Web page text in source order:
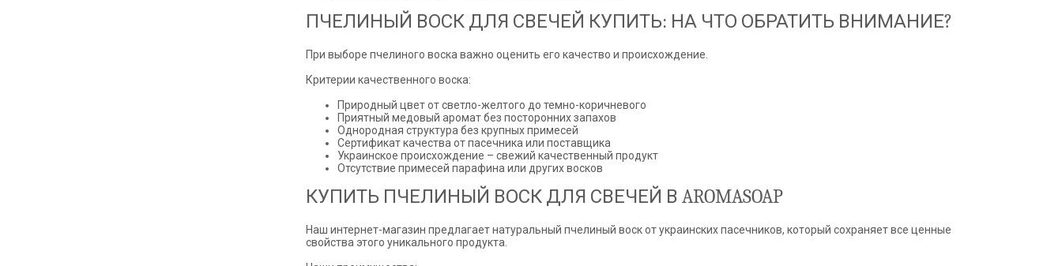
ПЧЕЛИНЫЙ ВОСК ДЛЯ СВЕЧЕЙ КУПИТЬ: НА ЧТО ОБРАТИТЬ ВНИМАНИЕ?
При выборе пчелиного воска важно оценить его качество и происхождение.
Критерии качественного воска:
Природный цвет от светло-желтого до темно-коричневого
Приятный медовый аромат без посторонних запахов
Однородная структура без крупных примесей
Сертификат качества от пасечника или поставщика
Украинское происхождение – свежий качественный продукт
Отсутствие примесей парафина или других восков
КУПИТЬ ПЧЕЛИНЫЙ ВОСК ДЛЯ СВЕЧЕЙ В AROMASOAP
Наш интернет-магазин предлагает натуральный пчелиный воск от украинских пасечников, который сохраняет все ценные
свойства этого уникального продукта.